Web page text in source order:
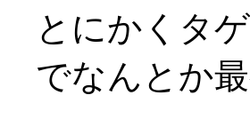
とにかくタ
でなんとか